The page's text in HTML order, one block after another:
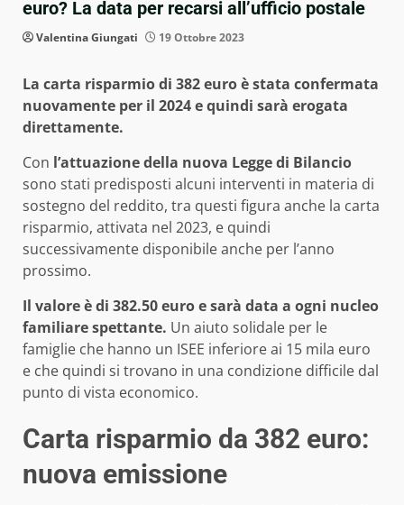
euro? La data per recarsi all’ufficio postale
Valentina Giungati 19 Ottobre 2023
La carta risparmio di 382 euro è stata confermata
nuovamente per il 2024 e quindi sarà erogata
direttamente.
Con l’attuazione della nuova Legge di Bilancio
sono stati predisposti alcuni interventi in materia di
sostegno del reddito, tra questi figura anche la carta
risparmio, attivata nel 2023, e quindi
successivamente disponibile anche per l’anno
prossimo.
Il valore è di 382.50 euro e sarà data a ogni nucleo
familiare spettante. Un aiuto solidale per le
famiglie che hanno un ISEE inferiore ai 15 mila euro
e che quindi si trovano in una condizione difficile dal
punto di vista economico.
Carta risparmio da 382 euro:
nuova emissione